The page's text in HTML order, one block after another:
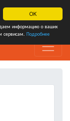
OK
информацию о ваших
сервисам. Подробнее